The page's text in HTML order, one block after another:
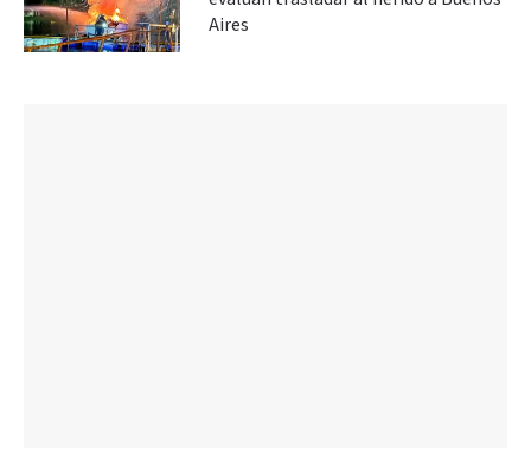
Aires